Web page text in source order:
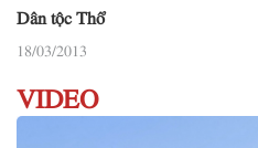
Dân tộc Thổ
18/03/2013
VIDEO